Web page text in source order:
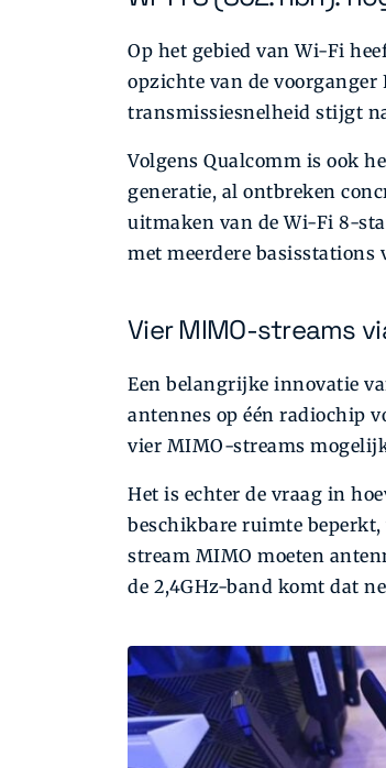
Op het gebied van Wi-Fi
opzichte van de voorganger
transmissiesnelheid stijgt
Volgens Qualcomm is ook
generatie, al ontbreken
uitmaken van de Wi-Fi 8-
met meerdere basisstations
Vier MIMO-streams
Een belangrijke innovatie
antennes op één radiochip
vier MIMO-streams
Het is echter de vraag in
beschikbare ruimte
stream MIMO moeten
de 2,4GHz-band komt dat